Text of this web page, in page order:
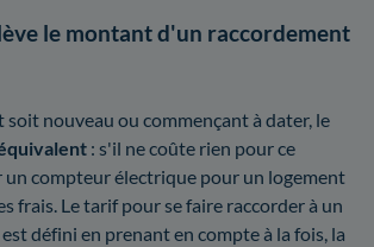
le montant d'un raccordement
nouveau ou commençant à dater, le
: s'il ne coûte rien pour ce
un compteur électrique pour un logement
frais. Le tarif pour se faire raccorder à un
défini en prenant en compte à la fois, la